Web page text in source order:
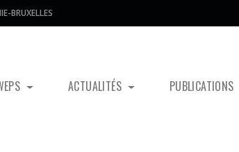
BRUXELLES
ACTUALITÉS PUBLICATIONS